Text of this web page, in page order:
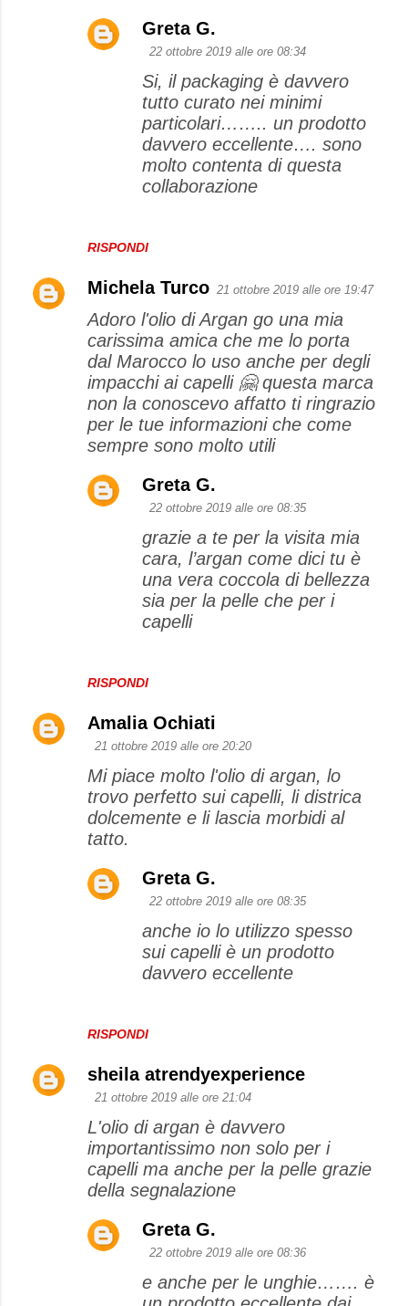
RISPONDI
Greta G.
22 ottobre 2019 alle ore 08:34
Si, il packaging è davvero
tutto curato nei minimi
particolari…….. un prodotto
davvero eccellente…. sono
molto contenta di questa
collaborazione
Michela Turco 21 ottobre 2019 alle ore 19:47
Adoro l'olio di Argan go una mia
carissima amica che me lo porta
dal Marocco lo uso anche per degli
impacchi ai capelli 🤗 questa marca
non la conoscevo affatto ti ringrazio
per le tue informazioni che come
sempre sono molto utili
RISPONDI
Greta G.
22 ottobre 2019 alle ore 08:35
grazie a te per la visita mia
cara, l’argan come dici tu è
una vera coccola di bellezza
sia per la pelle che per i
capelli
Amalia Ochiati
21 ottobre 2019 alle ore 20:20
Mi piace molto l'olio di argan, lo
trovo perfetto sui capelli, li districa
dolcemente e li lascia morbidi al
tatto.
RISPONDI
Greta G.
22 ottobre 2019 alle ore 08:35
anche io lo utilizzo spesso
sui capelli è un prodotto
davvero eccellente
sheila atrendyexperience
21 ottobre 2019 alle ore 21:04
L'olio di argan è davvero
importantissimo non solo per i
capelli ma anche per la pelle grazie
della segnalazione
Greta G.
22 ottobre 2019 alle ore 08:36
e anche per le unghie……. è